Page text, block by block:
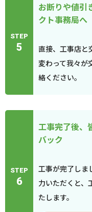
STEP
5
お断りや値引
クト事務局へ
直接、工事店と
変わって我々が
絡ください。
STEP
6
工事完了後、
バック
工事が完了しま
力いただくと、
たします。